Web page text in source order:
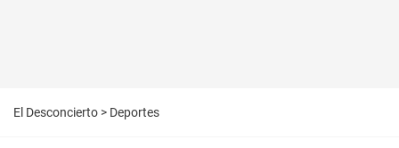
El Desconcierto > Deportes